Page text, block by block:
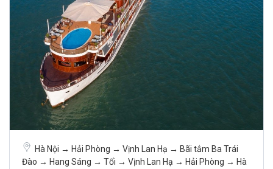
Hà Nội → Hải Phòng → Vịnh Lan Hạ → Bãi tắm Ba Trái
Đào → Hang Sáng → Tối → Vịnh Lan Hạ → Hải Phòng → Hà